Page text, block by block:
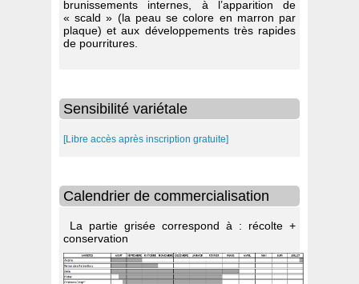
brunissements internes, à l’apparition de
« scald » (la peau se colore en marron par
plaque) et aux développements très rapides
de pourritures.
Sensibilité variétale
[Libre accès après inscription gratuite]
Calendrier de commercialisation
La partie grisée correspond à : récolte +
conservation